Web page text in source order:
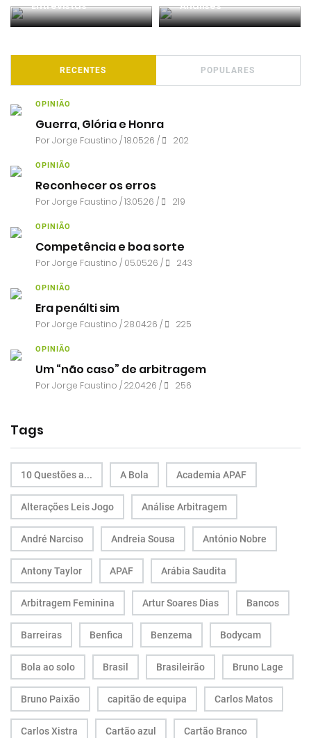
Entrevistas Análises
RECENTES POPULARES
OPINIÃO
Guerra, Glória e Honra
PorJorge Faustino / 18.05.26 / 202
OPINIÃO
Reconhecer os erros
PorJorge Faustino / 13.05.26 / 219
OPINIÃO
Competência e boa sorte
PorJorge Faustino / 05.05.26 / 243
OPINIÃO
Era penálti sim
PorJorge Faustino / 28.04.26 / 225
OPINIÃO
Um “não caso” de arbitragem
PorJorge Faustino / 22.04.26 / 256
Tags
10 Questões a... A Bola Academia APAF
Alterações Leis Jogo Análise Arbitragem
André Narciso Andreia Sousa António Nobre
Antony Taylor APAF Arábia Saudita
Arbitragem Feminina Artur Soares Dias Bancos
Barreiras Benfica Benzema Bodycam
Bola ao solo Brasil Brasileirão Bruno Lage
Bruno Paixão capitão de equipa Carlos Matos
Carlos Xistra Cartão azul Cartão Branco